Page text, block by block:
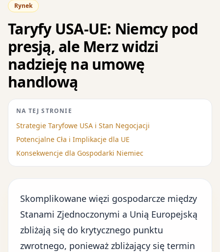
Rynek
Taryfy USA-UE: Niemcy pod
presją, ale Merz widzi
nadzieję na umowę
handlową
NA TEJ STRONIE
Strategie Taryfowe USA i Stan Negocjacji
Potencjalne Cła i Implikacje dla UE
Konsekwencje dla Gospodarki Niemiec
Skomplikowane więzi gospodarcze między
Stanami Zjednoczonymi a Unią Europejską
zbliżają się do krytycznego punktu
zwrotnego, ponieważ zbliżający się termin